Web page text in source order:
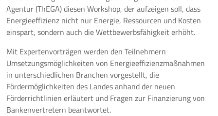
Auftaktveranstaltung Stakeholderprozess
ThEEN-Fachforum
ThEEN-Innovationsdialog
ThEEN-Kongress
ThEEN-Talk
Agentur (ThEGA) diesen Workshop, der aufzeigen soll, dass
Energieeffizienz nicht nur Energie, Ressourcen und Kosten
einspart, sondern auch die Wettbewerbsfähigkeit erhöht.
Mit Expertenvorträgen werden den Teilnehmern
Umsetzungsmöglichkeiten von Energieeffizienzmaßnahmen
in unterschiedlichen Branchen vorgestellt, die
Fördermöglichkeiten des Landes anhand der neuen
Förderrichtlinien erläutert und Fragen zur Finanzierung von
Bankenvertretern beantwortet.